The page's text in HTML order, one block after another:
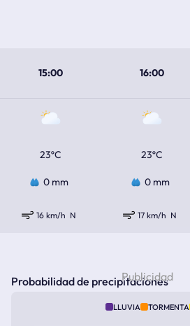
15:00 16:00
23ºC 23ºC
0 mm 0 mm
16 km/h N 17 km/h N
Probabilidad de precipitaciones
LLUVIA TORMENTA